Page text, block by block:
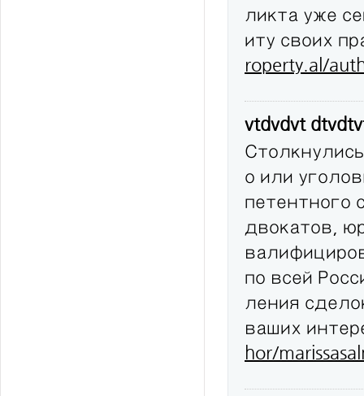
ликта уже
иту своих
roperty.al/
vtdvdvt
о или
петентного
двокатов,
по всей
ления
ваших
hor/